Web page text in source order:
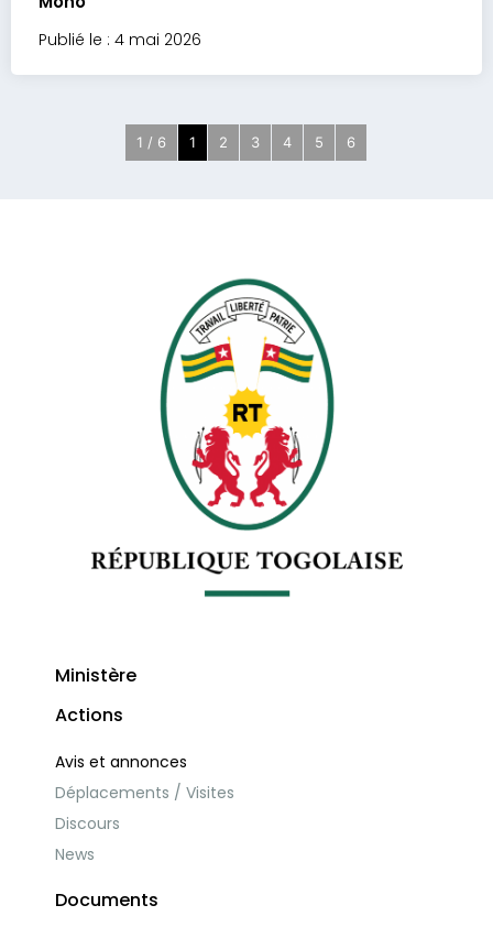
Publié le : 4 mai 2026
1 / 6 1 2 3 4 5 6
Ministère
Actions
Avis et annonces
Déplacements / Visites
Discours
News
Documents